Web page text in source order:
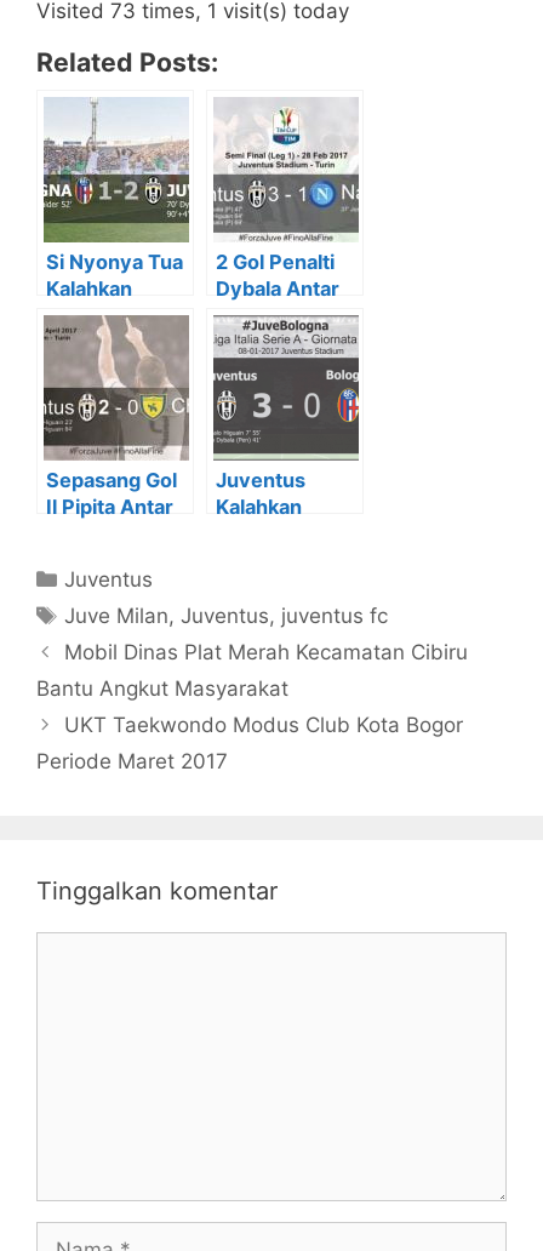
Visited 73 times, 1 visit(s) today
Related Posts:
Si Nyonya Tua
Kalahkan
Bologna Di
Giornata 38
2 Gol Penalti
Dybala Antar
Juve Kalahkan
Napoli 3-1
Sepasang Gol
Il Pipita Antar
Juventus
Kalahkan
Kategori
Juventus
Tag
Juve Milan,Juventus, juventus fc
Mobil Dinas Plat Merah Kecamatan Cibiru
Bantu Angkut Masyarakat
UKT Taekwondo Modus Club Kota Bogor
Periode Maret 2017
Tinggalkan komentar